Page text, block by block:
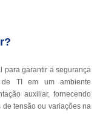
para garantir a segurança
de TI em um ambiente
auxiliar, fornecendo
tensão ou variações na